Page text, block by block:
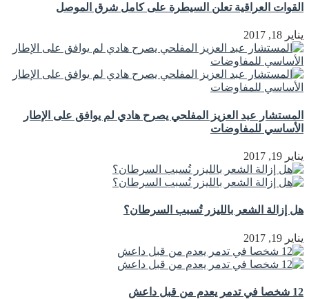
القوات العراقية تعلن السيطرة على كامل شرق الموصل
يناير 18, 2017
المستشار عبد العزيز المفلحي يصرح هادي لم يوافق على الإطار
الأساسي للمفاوضات
يناير 19, 2017
هل إزالة الشعر بالليزر تُسبب السرطان؟
يناير 19, 2017
12 شخصا في تدمر يعدم من قبل داعش